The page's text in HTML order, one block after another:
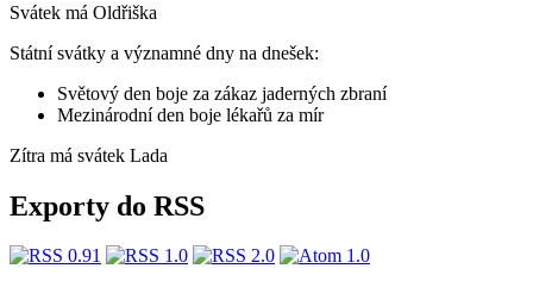
Svátek má Oldřiška
Státní svátky a významné dny na dnešek:
Světový den boje za zákaz jaderných zbraní
Mezinárodní den boje lékařů za mír
Zítra má svátek Lada
Exporty do RSS